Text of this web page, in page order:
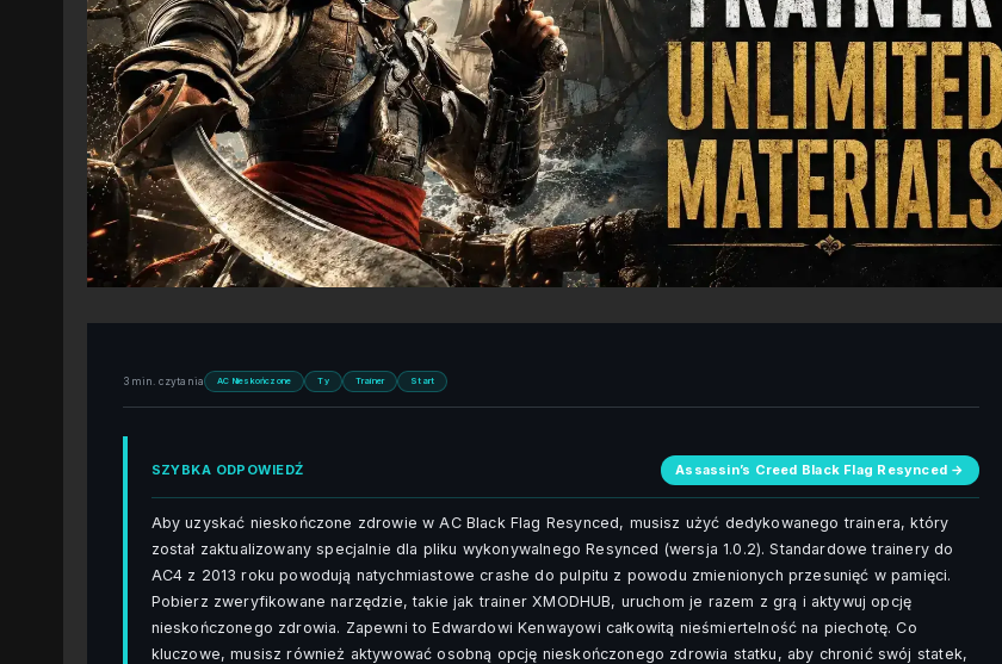
3 min. czytania AC Nieskończone Ty Trainer Start
SZYBKA ODPOWIEDŹ Assassin’s Creed Black Flag Resynced →
Aby uzyskać nieskończone zdrowie w AC Black Flag Resynced, musisz użyć dedykowanego trainera, który
został zaktualizowany specjalnie dla pliku wykonywalnego Resynced (wersja 1.0.2). Standardowe trainery do
AC4 z 2013 roku powodują natychmiastowe crashe do pulpitu z powodu zmienionych przesunięć w pamięci.
Pobierz zweryfikowane narzędzie, takie jak trainer XMODHUB, uruchom je razem z grą i aktywuj opcję
nieskończonego zdrowia. Zapewni to Edwardowi Kenwayowi całkowitą nieśmiertelność na piechotę. Co
kluczowe, musisz również aktywować osobną opcję nieskończonego zdrowia statku, aby chronić swój statek,